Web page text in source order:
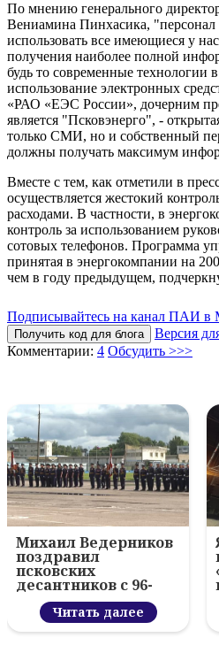
По мнению генерального
Вениамина Пинхасика,
использовать все имеющиеся у
получения наиболее полной
будь то современные технологии
использование электронных
«РАО «ЕЭС России», дочерним
является "Псковэнерго", -
только СМИ, но и собственный
должны получать максимум
Вместе с тем, как отметили в
осуществляется жестокий
расходами. В частности, в
контроль за использованием
сотовых телефонов. Программа
принятая в энергокомпании на
чем в году предыдущем,
Подписывайтесь на канал ПАИ в
Получить код для блога
Версия
Комментарии: 4 Обсудить >>>
Михаил Ведерников
поздравил
псковских
десантников с 96-
летием ВДВ и
вручил награды
Читать далее